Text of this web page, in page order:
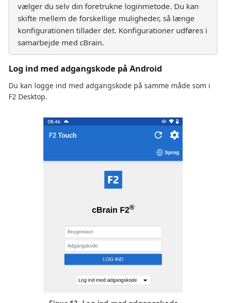
vælger du selv din foretrukne loginmetode. Du kan
skifte mellem de forskellige muligheder, så længe
konfigurationen tillader det. Konfigurationer udføres i
samarbejde med cBrain.
Log ind med adgangskode på Android
Du kan logge ind med adgangskode på samme måde som i
F2 Desktop.